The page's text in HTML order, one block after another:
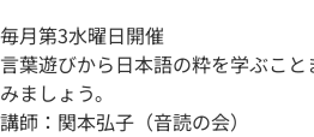
毎月第3水曜日開催
言葉遊びから日本語の粋を学ぶこ
みましょう。
講師：関本弘子（音読の会）